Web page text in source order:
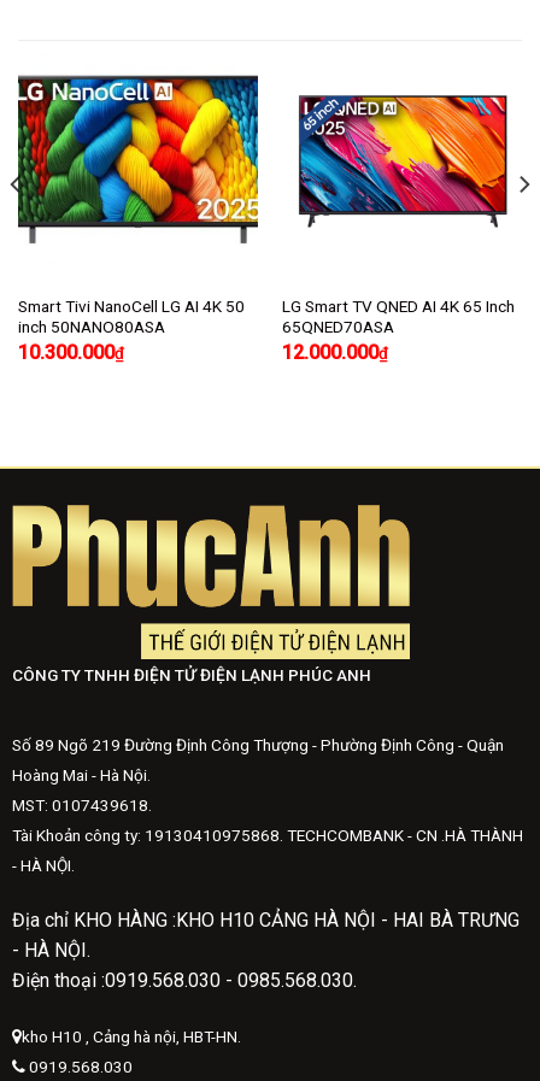
Smart Tivi NanoCell LG AI 4K 50
inch 50NANO80ASA
10.300.000₫
LG Smart TV QNED AI 4K 65 Inch
65QNED70ASA
12.000.000₫
CÔNG TY TNHH ĐIỆN TỬ ĐIỆN LẠNH PHÚC ANH
Số 89 Ngõ 219 Đường Định Công Thượng - Phường Định Công - Quận
Hoàng Mai - Hà Nội.
MST: 0107439618.
Tài Khoản công ty: 19130410975868. TECHCOMBANK - CN .HÀ THÀNH
- HÀ NỘI.
Địa chỉ KHO HÀNG :KHO H10 CẢNG HÀ NỘI - HAI BÀ TRƯNG
- HÀ NỘI.
Điện thoại :0919.568.030 - 0985.568.030.
kho H10 , Cảng hà nội, HBT-HN.
0919.568.030